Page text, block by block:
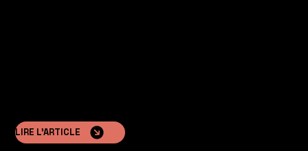
LIRE L'ARTICLE